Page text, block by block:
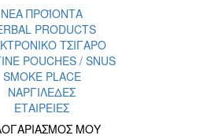
ΝΕΑ ΠΡΟΪΟΝΤΑ
PRODUCTS
ΤΣΙΓΑΡΟ
POUCHES / SNUS
SMOKE PLACE
ΝΑΡΓΙΛΕΔΕΣ
ΕΤΑΙΡΕΙΕΣ
ΜΟΥ